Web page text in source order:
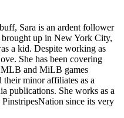
Sara is an ardent follower
up in New York City,
a kid. Despite working as
She has been covering
MLB and MiLB games
their minor affiliates as a
publications. She works as a
since its very